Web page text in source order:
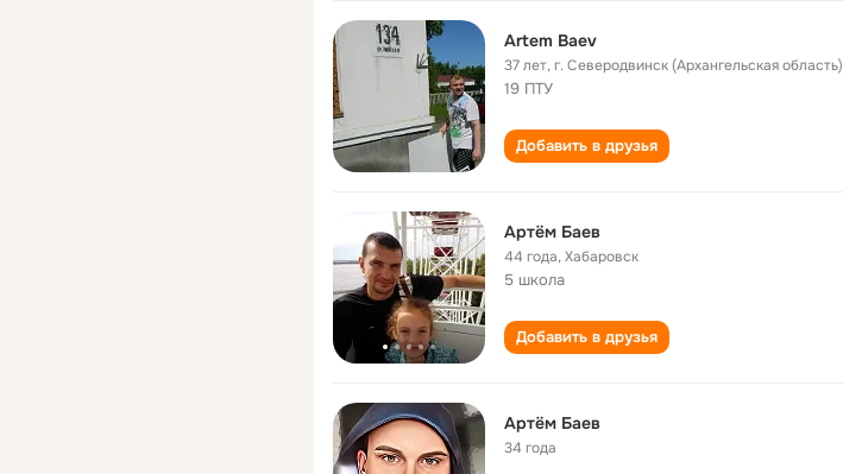
Artem Baev
37 лет,г. Северодвинск (Архангельская область)
19 ПТУ
Добавить в друзья
Артём Баев
44 года,Хабаровск
5 школа
Добавить в друзья
Артём Баев
34 года